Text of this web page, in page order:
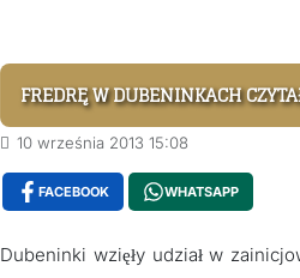
FREDRĘ W DUBENINKACH
10 września 2013 15:08
FACEBOOK WHATSAPP
Dubeninki wzięły udział w